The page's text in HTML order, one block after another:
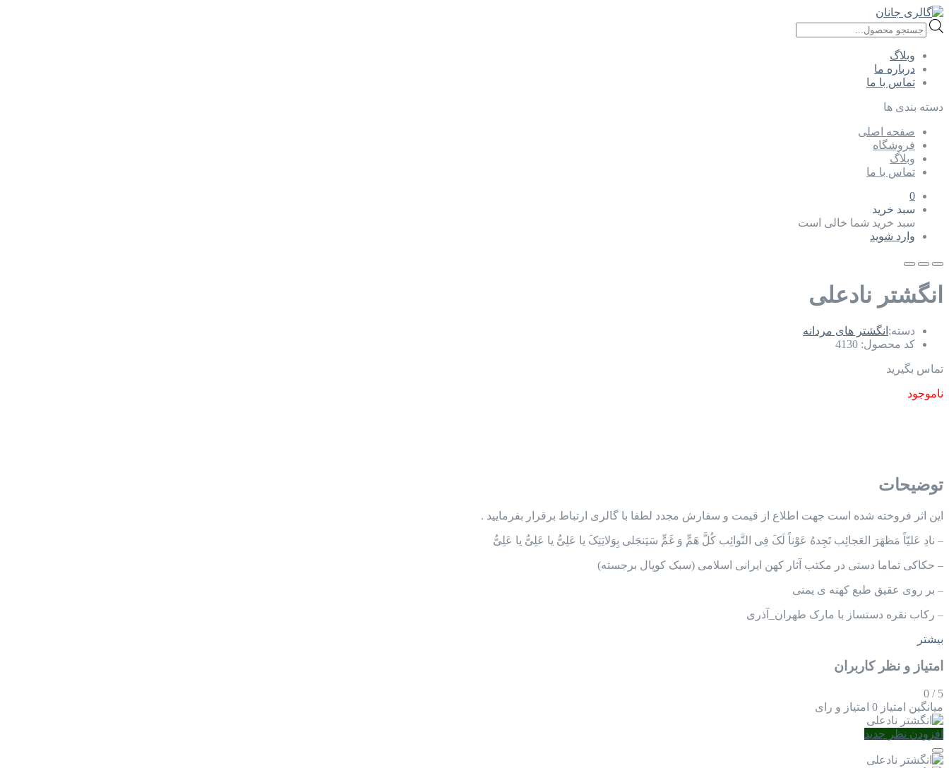
Products
search
وبلاگ
درباره ما
تماس با ما
دسته بندی ها
صفحه اصلی
فروشگاه
وبلاگ
تماس با ما
0
سبد خرید
سبد خرید شما خالی است
وارد شوید
انگشتر نادعلی
دسته: انگشتر های مردانه
کد محصول: 4130
تماس بگیرید
ناموجود
توضیحات
این اثر فروخته شده است جهت اطلاع از قیمت و سفارش مجدد لطفا با گالری ارتباط برقرار بفرمایید .
– نادِ عَلیّاً مَظهَرَ العَجائِب تَجِدهُ عَوْناً لَکَ فِی النَّوائِب کُلَّ هَمٍّ وَ غَمٍّ سَیَنجَلی بِوَلایَتِکَ یا عَلِیُّ یا عَلِیُّ یا عَلِیُّ
– حکاکی تماما دستی در مکتب آثار کهن ایرانی اسلامی (سبک کوپال برجسته)
– بر روی عقیق طبع کهنه ی یمنی
– رکاب نقره دستساز با مارک طهران_آذری
بیشتر
امتیاز و نظر کاربران
5
/
0
میانگین امتیاز 0 امتیاز و رای
افزودن نظر جدید